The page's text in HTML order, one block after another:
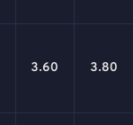
3.60 3.80